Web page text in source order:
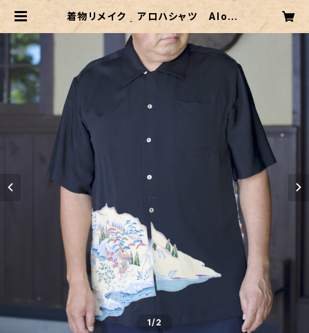
着物リメイク アロハシャツ Aloha
-shirts.15 | 村中手芸オンラインシ
ョップ 透析小物 シャント君
1/2